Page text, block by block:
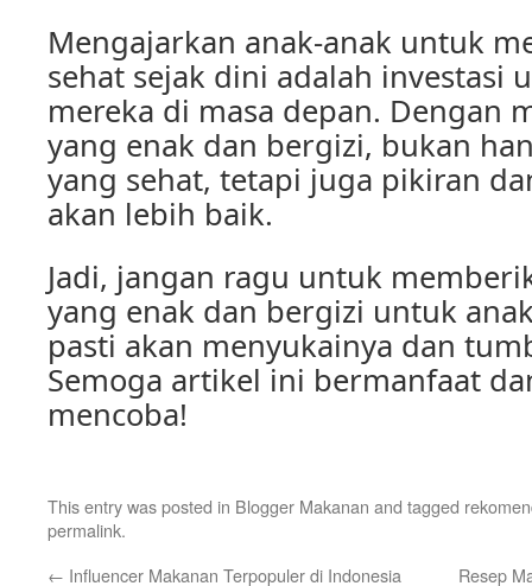
Mengajarkan anak-anak untuk
sehat sejak dini adalah investasi
mereka di masa depan. Dengan
yang enak dan bergizi, bukan
yang sehat, tetapi juga pikiran
akan lebih baik.
Jadi, jangan ragu untuk
yang enak dan bergizi untuk
pasti akan menyukainya dan
Semoga artikel ini bermanfaat
mencoba!
This entry was posted in Blogger Makanan and tagged
permalink.
← Influencer Makanan Terpopuler di Indonesia Resep